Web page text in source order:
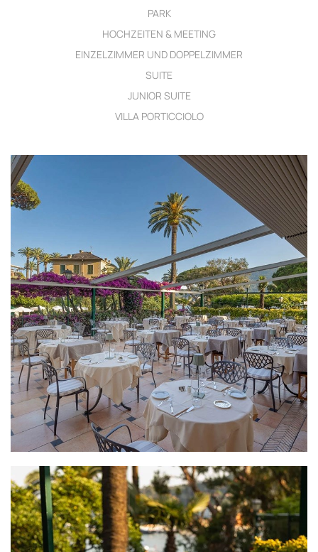
PARK
HOCHZEITEN & MEETING
EINZELZIMMER UND DOPPELZIMMER
SUITE
JUNIOR SUITE
VILLA PORTICCIOLO